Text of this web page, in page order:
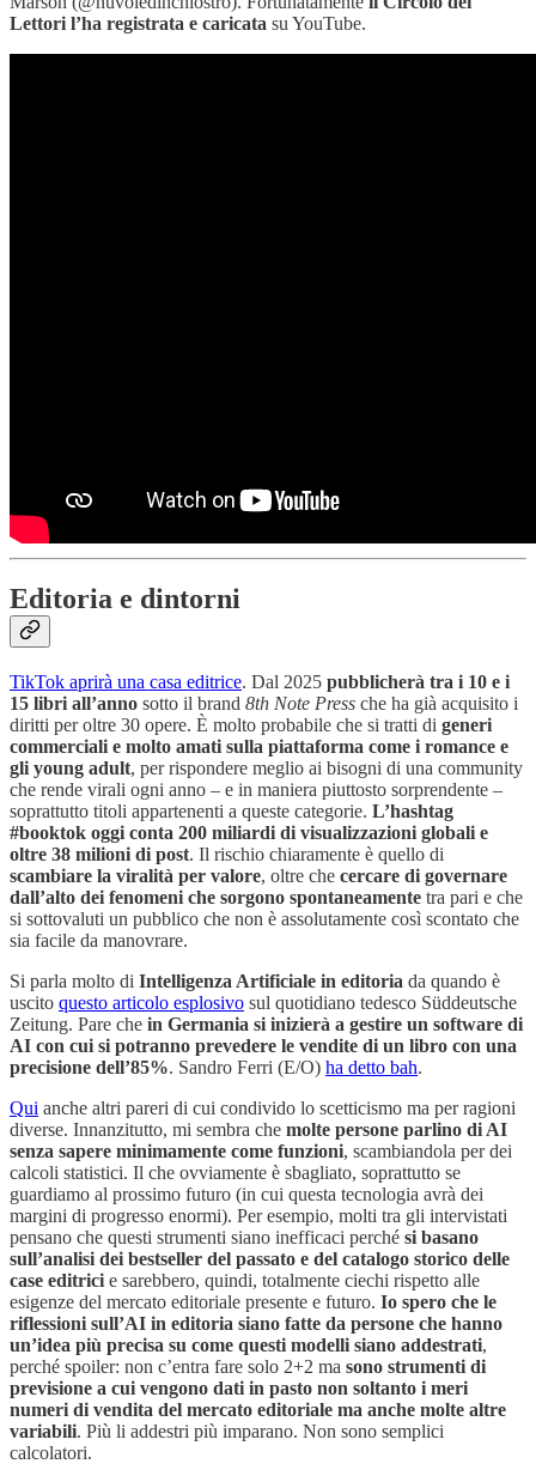
Lettori l’ha registrata e caricata su YouTube.
Editoria e dintorni
TikTok aprirà una casa editrice. Dal 2025 pubblicherà tra i 10 e i
15 libri all’anno sotto il brand 8th Note Press che ha già acquisito i
diritti per oltre 30 opere. È molto probabile che si tratti di generi
commerciali e molto amati sulla piattaforma come i romance e
gli young adult, per rispondere meglio ai bisogni di una community
che rende virali ogni anno – e in maniera piuttosto sorprendente –
soprattutto titoli appartenenti a queste categorie. L’hashtag
#booktok oggi conta 200 miliardi di visualizzazioni globali e
oltre 38 milioni di post. Il rischio chiaramente è quello di
scambiare la viralità per valore, oltre che cercare di governare
dall’alto dei fenomeni che sorgono spontaneamente tra pari e che
si sottovaluti un pubblico che non è assolutamente così scontato che
sia facile da manovrare.
Si parla molto di Intelligenza Artificiale in editoria da quando è
uscito questo articolo esplosivo sul quotidiano tedesco Süddeutsche
Zeitung. Pare che in Germania si inizierà a gestire un software di
AI con cui si potranno prevedere le vendite di un libro con una
precisione dell’85%. Sandro Ferri (E/O) ha detto bah.
Qui anche altri pareri di cui condivido lo scetticismo ma per ragioni
diverse. Innanzitutto, mi sembra che molte persone parlino di AI
senza sapere minimamente come funzioni, scambiandola per dei
calcoli statistici. Il che ovviamente è sbagliato, soprattutto se
guardiamo al prossimo futuro (in cui questa tecnologia avrà dei
margini di progresso enormi). Per esempio, molti tra gli intervistati
pensano che questi strumenti siano inefficaci perché si basano
sull’analisi dei bestseller del passato e del catalogo storico delle
case editrici e sarebbero, quindi, totalmente ciechi rispetto alle
esigenze del mercato editoriale presente e futuro. Io spero che le
riflessioni sull’AI in editoria siano fatte da persone che hanno
un’idea più precisa su come questi modelli siano addestrati,
perché spoiler: non c’entra fare solo 2+2 ma sono strumenti di
previsione a cui vengono dati in pasto non soltanto i meri
numeri di vendita del mercato editoriale ma anche molte altre
variabili. Più li addestri più imparano. Non sono semplici
calcolatori.